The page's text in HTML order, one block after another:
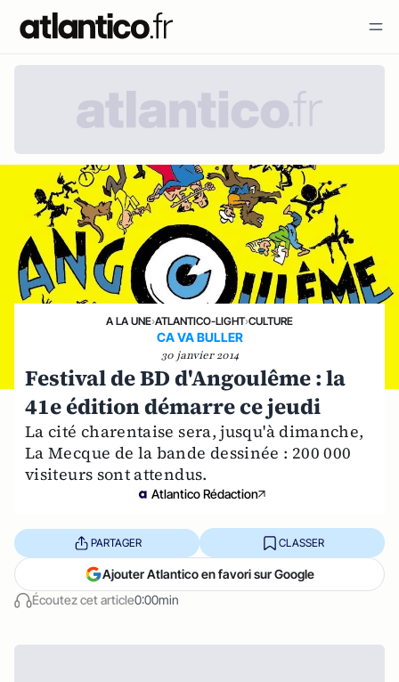
A LA UNE›ATLANTICO-LIGHT›CULTURE
CA VA BULLER
30 janvier 2014
Festival de BD d'Angoulême : la
41e édition démarre ce jeudi
La cité charentaise sera, jusqu'à dimanche,
La Mecque de la bande dessinée : 200 000
visiteurs sont attendus.
Atlantico Rédaction
Écoutez cet article0:00min
PARTAGER CLASSER
Ajouter Atlantico en favori sur Google